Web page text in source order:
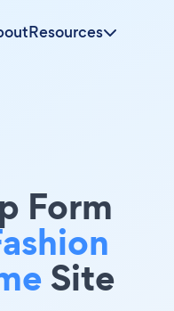
Resources
Form
Site